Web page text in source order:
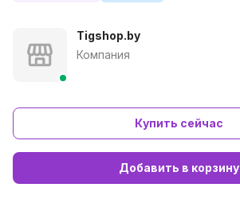
Tigshop.by
Компания
Купить сейчас
Добавить в корзину